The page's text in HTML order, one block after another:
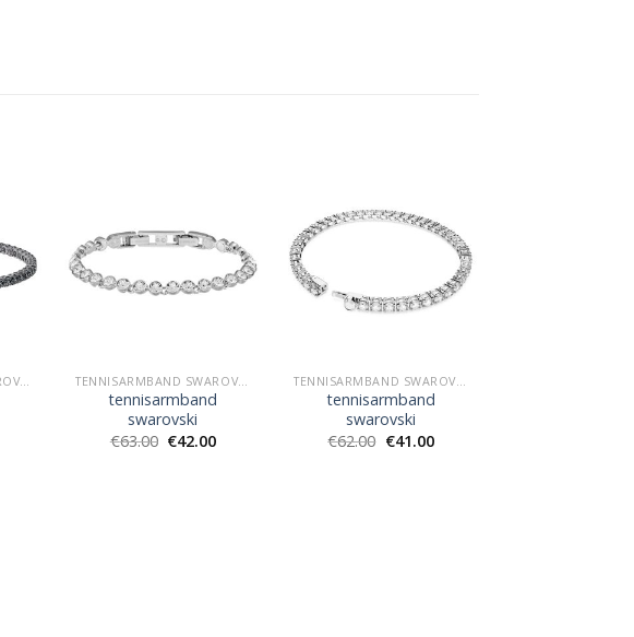
TENNISARMBAND SWAROVSKI TENNISARMBAND SWAROVSKI
tennisarmband
swarovski
€63.00 €42.00
TENNISARMBAND SWAROVSKI
tennisarmband
swarovski
€62.00 €41.00